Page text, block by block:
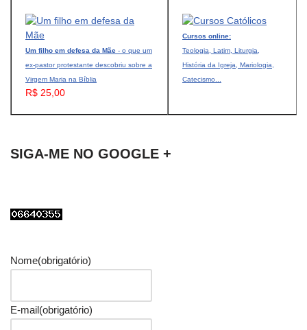
Um filho em defesa da Mãe - o que um
ex-pastor protestante descobriu sobre a
Virgem Maria na Bíblia
R$ 25,00
Cursos online:
Teologia, Latim, Liturgia,
História da Igreja, Mariologia,
Catecismo...
SIGA-ME NO GOOGLE +
Nome(obrigatório)
E-mail(obrigatório)